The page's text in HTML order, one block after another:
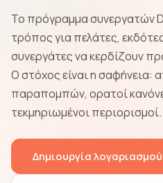
Το πρόγραμμα συνεργατών
τρόπος για πελάτες,
συνεργάτες να κερδίζουν
Ο στόχος είναι η σαφήνεια:
παραπομπών, ορατοί
τεκμηριωμένοι περιορισμοί.
Δημιουργία λογαριασμού